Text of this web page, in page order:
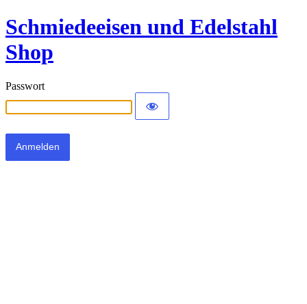
Schmiedeeisen und Edelstahl
Shop
Passwort